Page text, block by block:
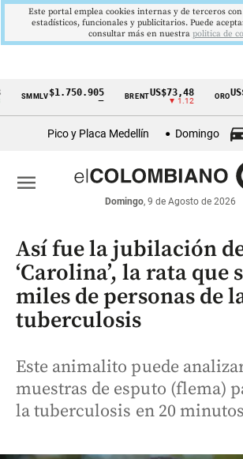
Cintillo
económicos
Colombia
$1.750.905 BRENT US$73,48
▼ 1.12
ORO
Pico y Placa Medellín Domingo
Domingo, 9 de Agosto de 2026
menu
Así fue la jubilación
‘Carolina’, la rata que
miles de personas de
tuberculosis
Este animalito puede
muestras de esputo (flema)
la tuberculosis en 20
Este portal emplea cookies internas y de terceros
estadísticos, funcionales y publicitarios. Puede
consultar más en nuestra politica de